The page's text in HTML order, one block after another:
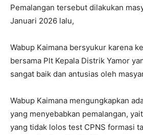
Pemalangan tersebut dilakukan
Januari 2026 lalu,
Wabup Kaimana bersyukur karena
bersama Plt Kepala Distrik Yamor
sangat baik dan antusias oleh
Wabup Kaimana mengungkapkan
yang menyebabkan pemalangan,
yang tidak lolos test CPNS formasi